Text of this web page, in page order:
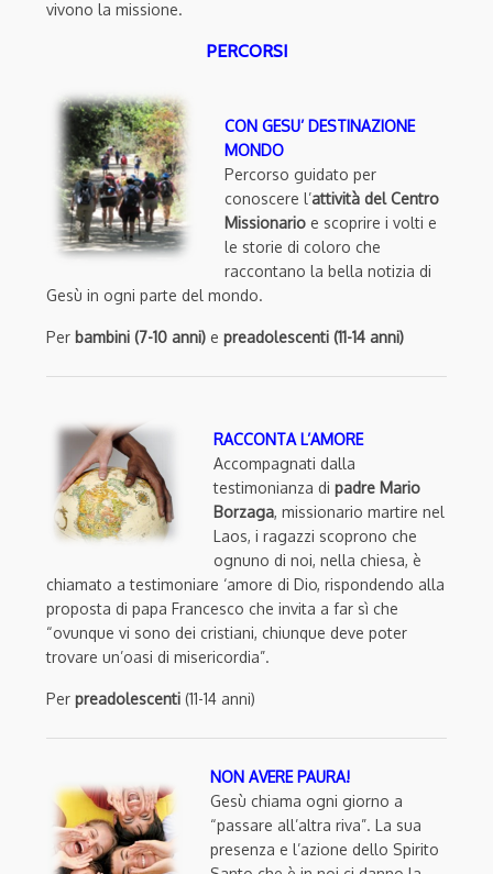
vivono la missione.
PERCORSI
CON GESU’ DESTINAZIONE
MONDO
Percorso guidato per
conoscere l’attività del Centro
Missionario e scoprire i volti e
le storie di coloro che
raccontano la bella notizia di
Gesù in ogni parte del mondo.
Per bambini (7-10 anni) e preadolescenti (11-14 anni)
RACCONTA L’AMORE
Accompagnati dalla
testimonianza di padre Mario
Borzaga, missionario martire nel
Laos, i ragazzi scoprono che
ognuno di noi, nella chiesa, è
chiamato a testimoniare ‘amore di Dio, rispondendo alla
proposta di papa Francesco che invita a far sì che
“ovunque vi sono dei cristiani, chiunque deve poter
trovare un’oasi di misericordia”.
Per preadolescenti (11-14 anni)
NON AVERE PAURA!
Gesù chiama ogni giorno a
“passare all’altra riva”. La sua
presenza e l’azione dello Spirito